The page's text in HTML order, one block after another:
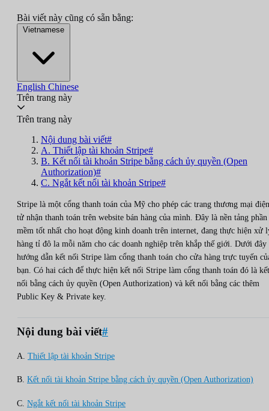
Bài viết này cũng có sẵn bằng:
Vietnamese
English Chinese
Trên trang này
Trên trang này
Nội dung bài viết#
A. Thiết lập tài khoản Stripe#
B. Kết nối tài khoản Stripe bằng cách ủy quyền (Open
Authorization)#
C. Ngắt kết nối tài khoản Stripe#
Stripe là một cổng thanh toán của Mỹ cho phép các trang thương mại điện
tử nhận thanh toán trên website bán hàng của mình. Đây là nền tảng phần
mềm tốt nhất cho hoạt động kinh doanh trên internet, đang thực hiện xử
hàng tỉ đô la mỗi năm cho các doanh nghiệp trên khắp thế giới. Dưới đây
hướng dẫn kết nối Stripe làm cổng thanh toán cho cửa hàng trực tuyến
bạn. Có hai cách để thực hiện kết nối Stripe làm cổng thanh toán đó là kết
nối bằng cách ủy quyền (Open Authorization) và kết nối bằng các thêm
Public Key & Private key.
Nội dung bài viết#
A. Thiết lập tài khoản Stripe
B. Kết nối tài khoản Stripe bằng cách ủy quyền (Open Authorization)
C. Ngắt kết nối tài khoản Stripe